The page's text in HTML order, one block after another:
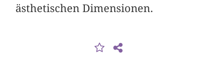
ästhetischen Dimensionen.